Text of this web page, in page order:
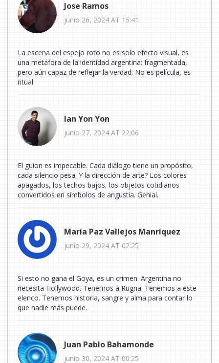
Jose Ramos
junio 26, 2024 AT 15:41
La escena del espejo roto no es solo efecto visual, es
una metáfora de la identidad argentina: fragmentada,
pero aún capaz de reflejar la verdad. No es película, es
ritual.
Ian Yon Yon
junio 27, 2024 AT 22:06
El guion es impecable. Cada diálogo tiene un propósito,
cada silencio pesa. Y la dirección de arte? Los colores
apagados, los techos bajos, los objetos cotidianos
convertidos en símbolos de angustia. Genial.
María Paz Vallejos Manríquez
junio 29, 2024 AT 02:25
Si esto no gana el Goya, es un crimen. Argentina no
necesita Hollywood. Tenemos a Rugna. Tenemos a este
elenco. Tenemos historia, sangre y alma para contar lo
que nadie más puede.
Juan Pablo Bahamonde
junio 30, 2024 AT 00:25